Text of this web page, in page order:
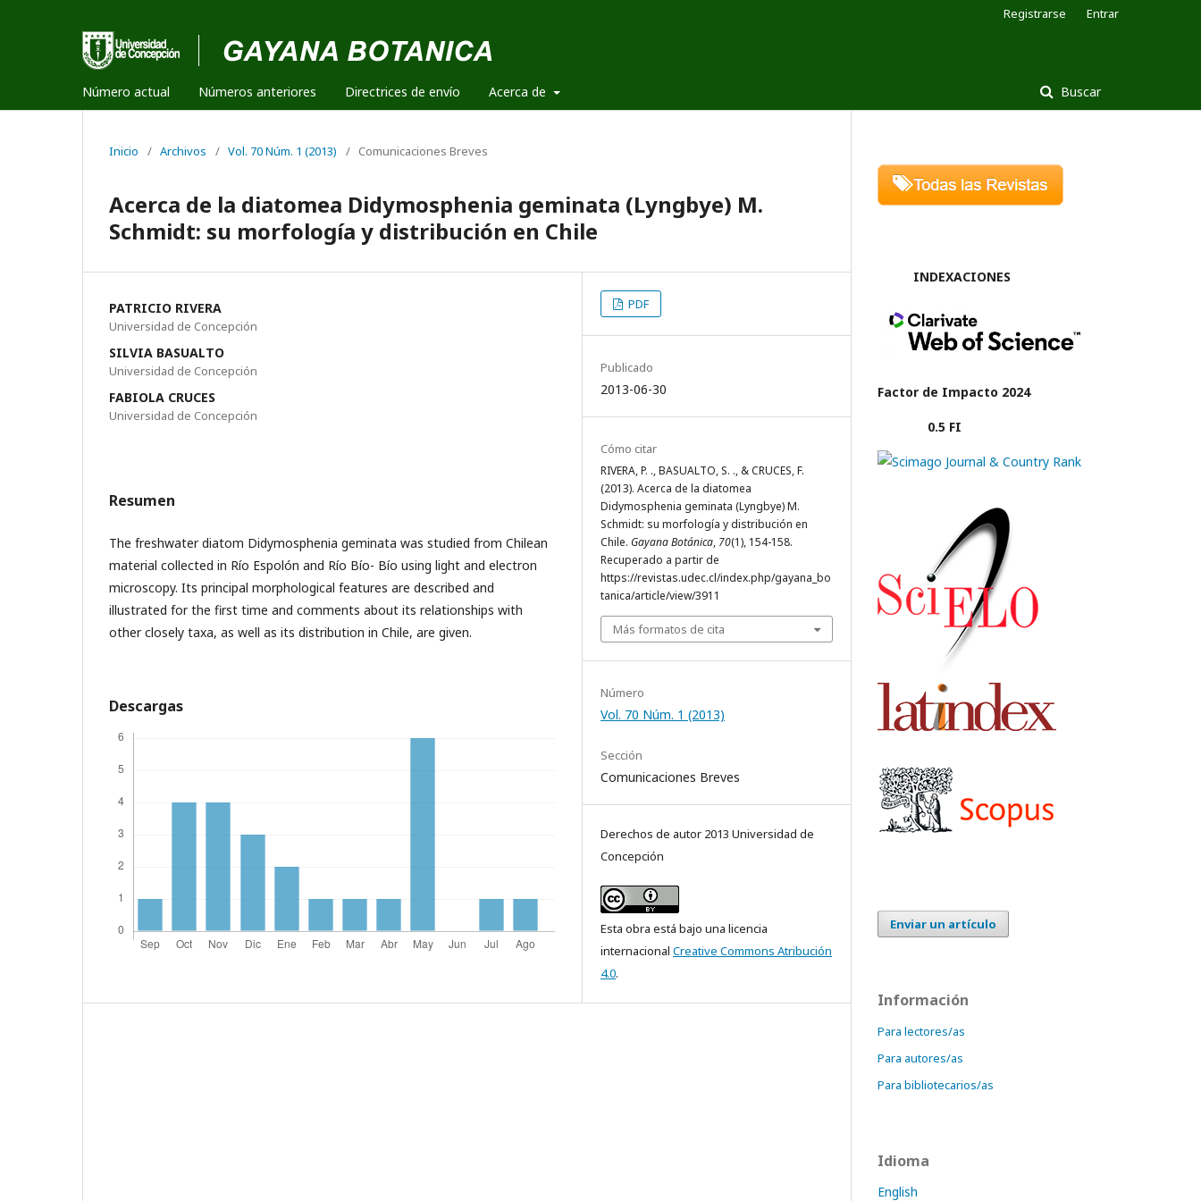
Número actual Números anteriores Directrices de envío Acerca de Buscar
Registrarse Entrar
Inicio / Archivos / Vol. 70 Núm. 1 (2013) / Comunicaciones Breves
Acerca de la diatomea Didymosphenia geminata (Lyngbye) M.
Schmidt: su morfología y distribución en Chile
PATRICIO RIVERA
Universidad de Concepción
SILVIA BASUALTO
Universidad de Concepción
FABIOLA CRUCES
Universidad de Concepción
Resumen
The freshwater diatom Didymosphenia geminata was studied from Chilean
material collected in Río Espolón and Río Bío- Bío using light and electron
microscopy. Its principal morphological features are described and
illustrated for the first time and comments about its relationships with
other closely taxa, as well as its distribution in Chile, are given.
Descargas
PDF
Publicado
2013-06-30
Cómo citar
RIVERA, P. ., BASUALTO, S. ., & CRUCES, F.
(2013). Acerca de la diatomea
Didymosphenia geminata (Lyngbye) M.
Schmidt: su morfología y distribución en
Chile. Gayana Botánica, 70(1), 154-158.
Recuperado a partir de
https://revistas.udec.cl/index.php/gayana_bo
tanica/article/view/3911
Más formatos de cita
Número
Vol. 70 Núm. 1 (2013)
Sección
Comunicaciones Breves
Derechos de autor 2013 Universidad de
Concepción
Esta obra está bajo una licencia
internacional Creative Commons Atribución
4.0.
INDEXACIONES
Factor de Impacto 2024
0.5 FI
Enviar un artículo
Información
Para lectores/as
Para autores/as
Para bibliotecarios/as
Idioma
English